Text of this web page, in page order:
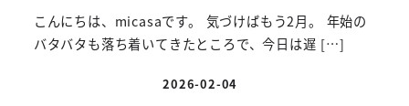
こんにちは、micasaです。 気づけばもう2月。 年始の
バタバタも落ち着いてきたところで、今日は遅 […]
投稿日
2026-02-04